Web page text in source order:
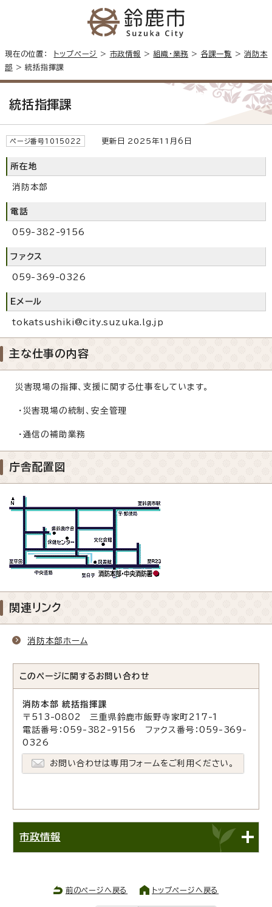
現在の位置： トップページ > 市政情報 >組織・業務 > 各課一覧 >消防本
部 > 統括指揮課
統括指揮課
ページ番号1015022 更新日 2025年11月6日
所在地
消防本部
電話
059-382-9156
ファクス
059-369-0326
Eメール
tokatsushiki@city.suzuka.lg.jp
主な仕事の内容
災害現場の指揮、支援に関する仕事をしています。
・災害現場の統制、安全管理
・通信の補助業務
庁舎配置図
関連リンク
消防本部ホーム
このページに関する お問い合わせ
消防本部 統括指揮課
〒513-0802 三重県鈴鹿市飯野寺家町217-1
電話番号：059-382-9156 ファクス番号：059-369-
0326
お問い合わせは専用フォームをご利用ください。
市政情報
前のページへ戻る トップページへ戻る